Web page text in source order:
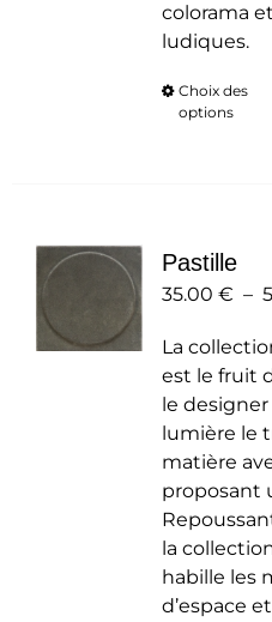
colorama
ludiques.
Choix des
options
Pastille
35.00 € –
La
est le fruit
le
lumière le
matière
proposant
la
habille les
d’espace